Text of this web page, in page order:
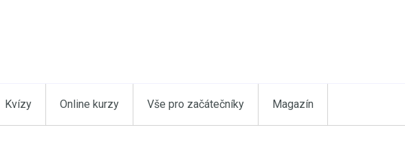
Kvízy Online kurzy Vše pro začátečníky Magazín